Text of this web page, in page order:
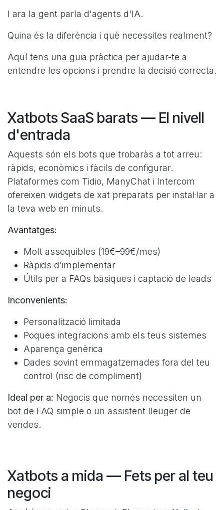
I ara la gent parla d'agents d'IA.
Quina és la diferència i què necessites realment?
Aquí tens una guia pràctica per ajudar-te a
entendre les opcions i prendre la decisió correcta.
Xatbots SaaS barats — El nivell
d'entrada
Aquests són els bots que trobaràs a tot arreu:
ràpids, econòmics i fàcils de configurar.
Plataformes com Tidio, ManyChat i Intercom
ofereixen widgets de xat preparats per instal·lar a
la teva web en minuts.
Avantatges:
Molt assequibles (19€–99€/mes)
Ràpids d'implementar
Útils per a FAQs bàsiques i captació de leads
Inconvenients:
Personalització limitada
Poques integracions amb els teus sistemes
Aparença genèrica
Dades sovint emmagatzemades fora del teu
control (risc de compliment)
Ideal per a: Negocis que només necessiten un
bot de FAQ simple o un assistent lleuger de
vendes.
Xatbots a mida — Fets per al teu
negoci